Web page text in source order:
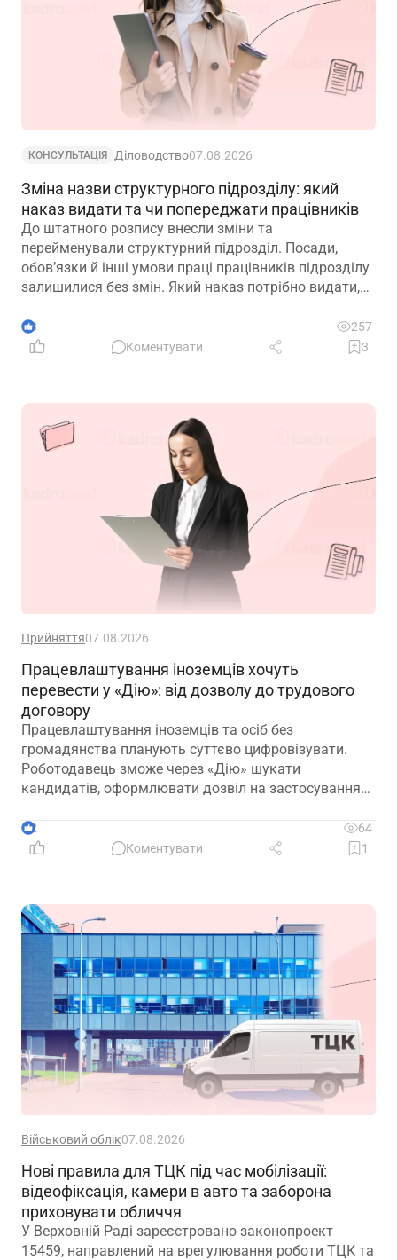
КОНСУЛЬТАЦІЯ Діловодство07.08.2026
Зміна назви структурного підрозділу: який
наказ видати та чи попереджати працівників
До штатного розпису внесли зміни та
перейменували структурний підрозділ. Посади,
обов’язки й інші умови праці працівників підрозділу
залишилися без змін. Який наказ потрібно видати,
підрозділі з новою назвою: про переведення чи
переміщення? Чи потрібно вносити записи до
зміною істотних умов праці? Наприклад, працівник
був обліковцем тваринного комплексу, а після
перейменування працює у свинофермі.
3
257
Коментувати
3
Прийняття07.08.2026
Працевлаштування іноземців хочуть
перевести у «Дію»: від дозволу до трудового
договору
Працевлаштування іноземців та осіб без
громадянства планують суттєво цифровізувати.
Роботодавець зможе через «Дію» шукати
кандидатів, оформлювати дозвіл на застосування
прийняття на роботу
2
64
Коментувати
1
Військовий облік07.08.2026
Нові правила для ТЦК під час мобілізації:
відеофіксація, камери в авто та заборона
приховувати обличчя
У Верховній Раді зареєстровано законопроект
15459, направлений на врегулювання роботи ТЦК та